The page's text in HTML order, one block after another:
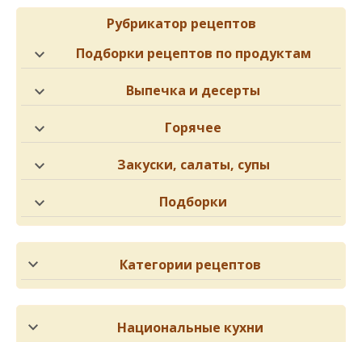
Рубрикатор рецептов
Подборки рецептов по продуктам
Выпечка и десерты
Горячее
Закуски, салаты, супы
Подборки
Категории рецептов
Национальные кухни